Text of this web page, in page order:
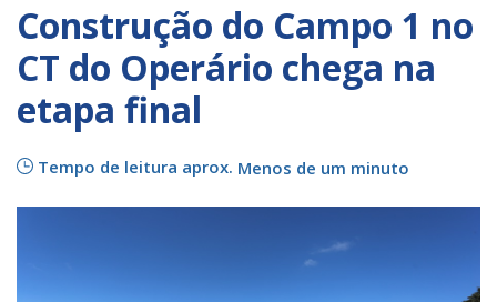
Construção do Campo 1 no
CT do Operário chega na
etapa final
Tempo de leitura aprox. Menos de um minuto